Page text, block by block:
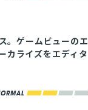
。ゲームビューのエ
カライズをエディタ